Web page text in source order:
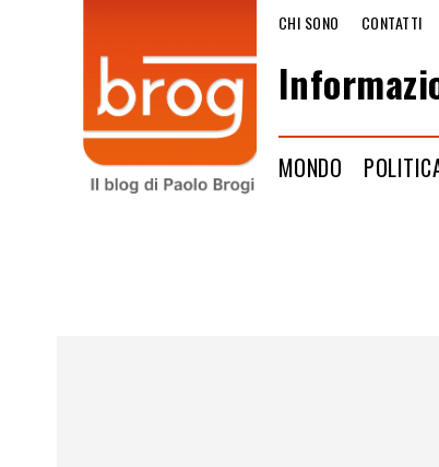
CHI SONO CONTATTI
MONDO